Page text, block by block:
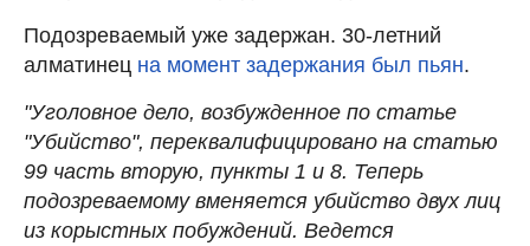
Подозреваемый уже задержан. 30-летний
алматинец на момент задержания был пьян.
"Уголовное дело, возбужденное по статье
"Убийство", переквалифицировано на статью
99 часть вторую, пункты 1 и 8. Теперь
подозреваемому вменяется убийство двух лиц
из корыстных побуждений. Ведется